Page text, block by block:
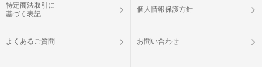
特定商法取引に
基づく表記
個人情報保護方針
よくあるご質問 お問い合わせ